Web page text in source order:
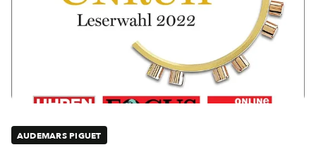
AUDEMARS PIGUET